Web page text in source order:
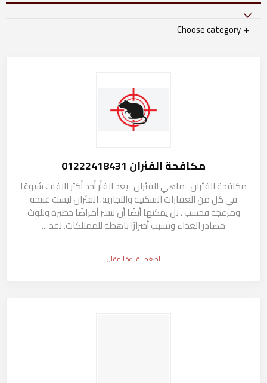
Choose category
مكافحة الفئران 01222418431
مكافحة الفئران ماهي الفئران يعد الفأر أحد أكثر الآفات شيوعًا
في كل من العقارات السكنية والتجارية. الفئران ليست قبيحة
ومزعجة فحسب ، بل يمكنها أيضًا أن تنشر أمراضًا خطيرة وتلوث
مصادر الغذاء وتسبب أضرارًا باهظة للممتلكات. لقد ...
اضغط لقراءة المقال